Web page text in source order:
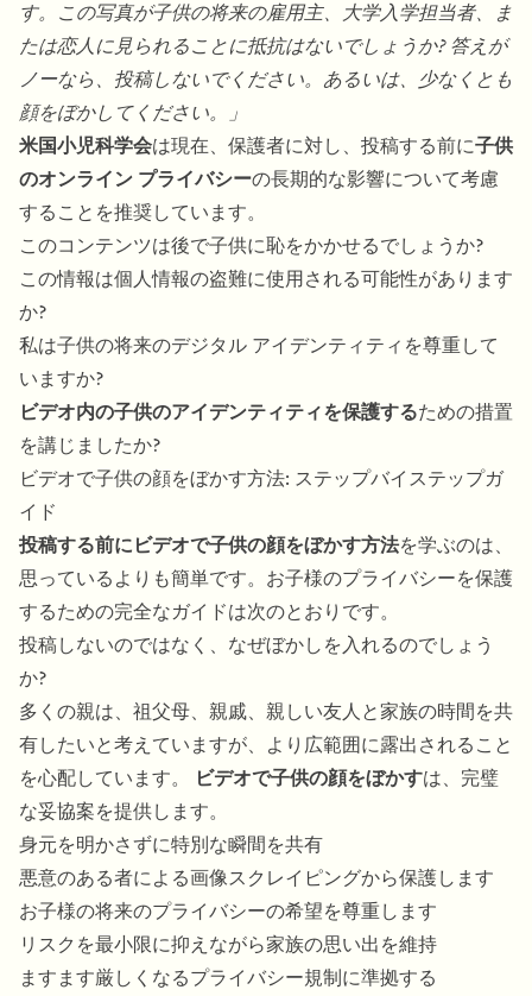
す。この写真が子供の将来の雇用主、大学入学担当者、ま
たは恋人に見られることに抵抗はないでしょうか? 答えが
ノーなら、投稿しないでください。あるいは、少なくとも
顔をぼかしてください。」
米国小児科学会は現在、保護者に対し、投稿する前に子供
のオンライン プライバシーの長期的な影響について考慮
することを推奨しています。
このコンテンツは後で子供に恥をかかせるでしょうか?
この情報は個人情報の盗難に使用される可能性があります
か?
私は子供の将来のデジタル アイデンティティを尊重して
いますか?
ビデオ内の子供のアイデンティティを保護するための措置
を講じましたか?
ビデオで子供の顔をぼかす方法: ステップバイステップガ
イド
投稿する前にビデオで子供の顔をぼかす方法を学ぶのは、
思っているよりも簡単です。お子様のプライバシーを保護
するための完全なガイドは次のとおりです。
投稿しないのではなく、なぜぼかしを入れるのでしょう
か?
多くの親は、祖父母、親戚、親しい友人と家族の時間を共
有したいと考えていますが、より広範囲に露出されること
を心配しています。
ビデオで子供の顔をぼかすは、完璧
な妥協案を提供します。
身元を明かさずに特別な瞬間を共有
悪意のある者による画像スクレイピングから保護します
お子様の将来のプライバシーの希望を尊重します
リスクを最小限に抑えながら家族の思い出を維持
ますます厳しくなるプライバシー規制に準拠する